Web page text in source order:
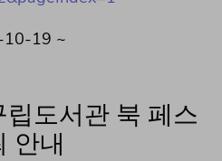
10-19 ~
립도서관 북 페스
안내